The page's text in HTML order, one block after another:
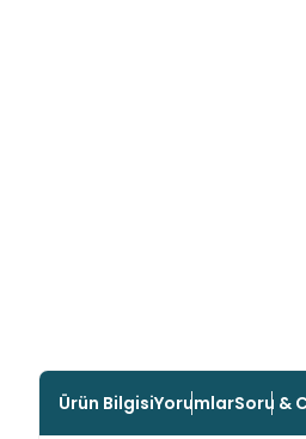
Ürün BilgisiYorumlarSoru &